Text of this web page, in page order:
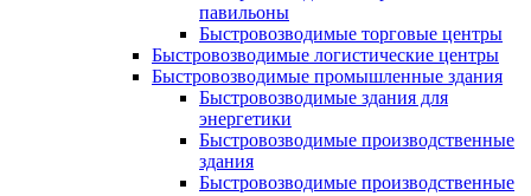
павильоны
Быстровозводимые торговые центры
Быстровозводимые логистические центры
Быстровозводимые промышленные здания
Быстровозводимые здания для
энергетики
Быстровозводимые производственные
здания
Быстровозводимые производственные